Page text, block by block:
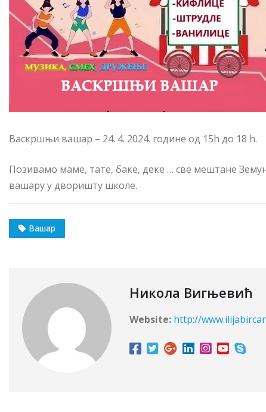
Васкршњи вашар – 24. 4. 2024. године од 15h до 18 h.
Позивамо маме, тате, баке, деке … све мештане
вашару у дворишту школе.
Вашар
Никола Вигњевић
Website: http://